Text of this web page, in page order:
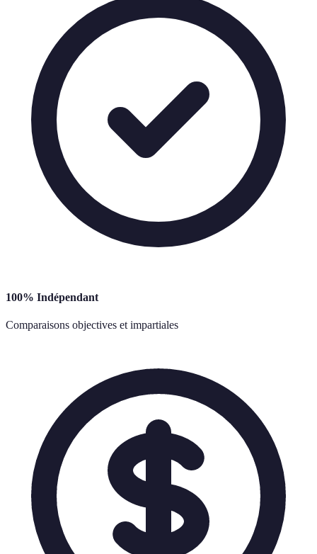
100% Indépendant
Comparaisons objectives et impartiales